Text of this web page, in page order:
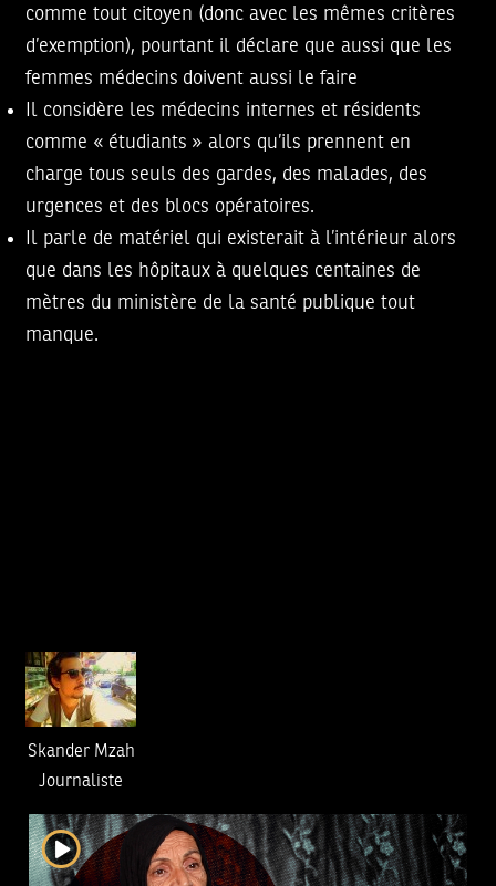
comme tout citoyen (donc avec les mêmes critères
d’exemption), pourtant il déclare que aussi que les
femmes médecins doivent aussi le faire
Il considère les médecins internes et résidents
comme « étudiants » alors qu’ils prennent en
charge tous seuls des gardes, des malades, des
urgences et des blocs opératoires.
Il parle de matériel qui existerait à l’intérieur alors
que dans les hôpitaux à quelques centaines de
mètres du ministère de la santé publique tout
manque.
Skander Mzah
Journaliste